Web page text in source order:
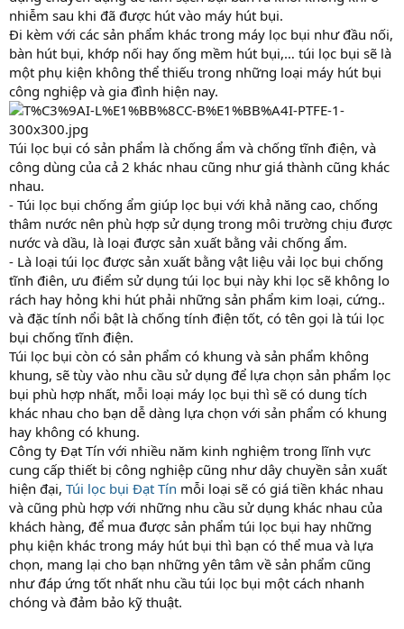
nhiễm sau khi đã được hút vào máy hút bụi.
Đi kèm với các sản phẩm khác trong máy lọc bụi như đầu nối,
bàn hút bụi, khớp nối hay ống mềm hút bụi,… túi lọc bụi sẽ là
một phụ kiện không thể thiếu trong những loại máy hút bụi
công nghiệp và gia đình hiện nay.
Túi lọc bụi có sản phẩm là chống ẩm và chống tĩnh điện, và
công dùng của cả 2 khác nhau cũng như giá thành cũng khác
nhau.
- Túi lọc bụi chống ẩm giúp lọc bụi với khả năng cao, chống
thâm nước nên phù hợp sử dụng trong môi trường chịu được
nước và dầu, là loại được sản xuất bằng vải chống ẩm.
- Là loại túi lọc được sản xuất bằng vật liệu vải lọc bụi chống
tĩnh điên, ưu điểm sử dụng túi lọc bụi này khi lọc sẽ không lo
rách hay hỏng khi hút phải những sản phẩm kim loại, cứng..
và đặc tính nổi bật là chống tính điện tốt, có tên gọi là túi lọc
bụi chống tĩnh điện.
Túi lọc bụi còn có sản phẩm có khung và sản phẩm không
khung, sẽ tùy vào nhu cầu sử dụng để lựa chọn sản phẩm lọc
bụi phù hợp nhất, mỗi loại máy lọc bụi thì sẽ có dung tích
khác nhau cho bạn dễ dàng lựa chọn với sản phẩm có khung
hay không có khung.
Công ty Đạt Tín với nhiều năm kinh nghiệm trong lĩnh vực
cung cấp thiết bị công nghiệp cũng như dây chuyền sản xuất
hiện đại, Túi lọc bụi Đạt Tín mỗi loại sẽ có giá tiền khác nhau
và cũng phù hợp với những nhu cầu sử dụng khác nhau của
khách hàng, để mua được sản phẩm túi lọc bụi hay những
phụ kiện khác trong máy hút bụi thì bạn có thể mua và lựa
chọn, mang lại cho bạn những yên tâm về sản phẩm cũng
như đáp ứng tốt nhất nhu cầu túi lọc bụi một cách nhanh
chóng và đảm bảo kỹ thuật.